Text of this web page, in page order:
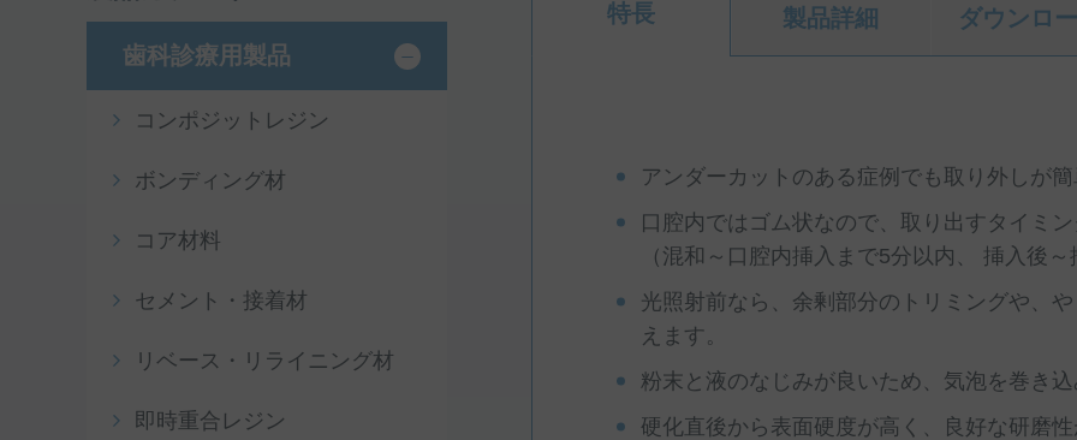
歯科診療用製品
コンポジットレジン
ボンディング材
コア材料
セメント・接着材
リベース・リライニング材
即時重合レジン
特長 製品詳細 ダウンロ
アンダーカットのある症例でも取り外しが
口腔内ではゴム状なので、取り出すタイミ
（混和～口腔内挿入まで5分以内、 挿入後
光照射前なら、余剰部分のトリミングや、
えます。
粉末と液のなじみが良いため、気泡を巻き
硬化直後から表面硬度が高く、良好な研磨